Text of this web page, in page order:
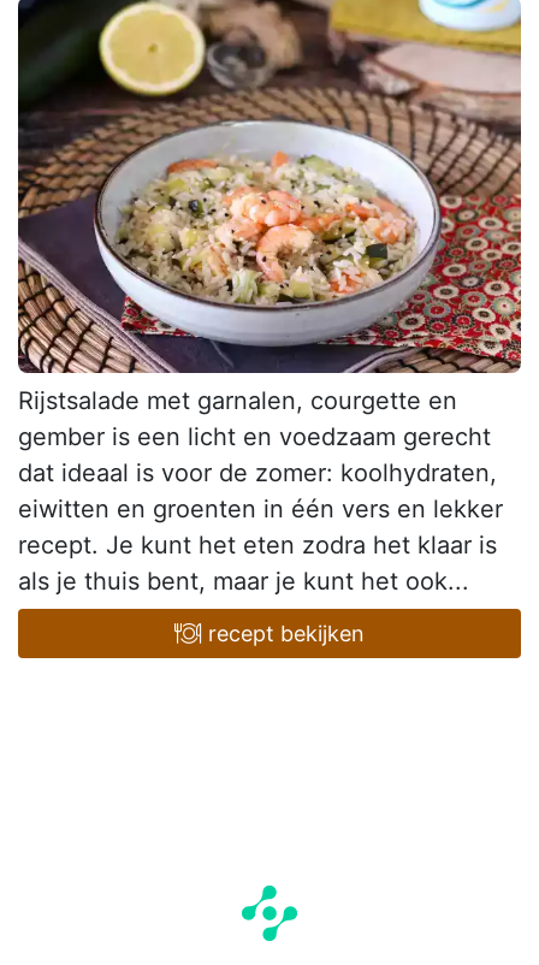
Rijstsalade met garnalen, courgette en
gember is een licht en voedzaam gerecht
dat ideaal is voor de zomer: koolhydraten,
eiwitten en groenten in één vers en lekker
recept. Je kunt het eten zodra het klaar is
als je thuis bent, maar je kunt het ook...
recept bekijken